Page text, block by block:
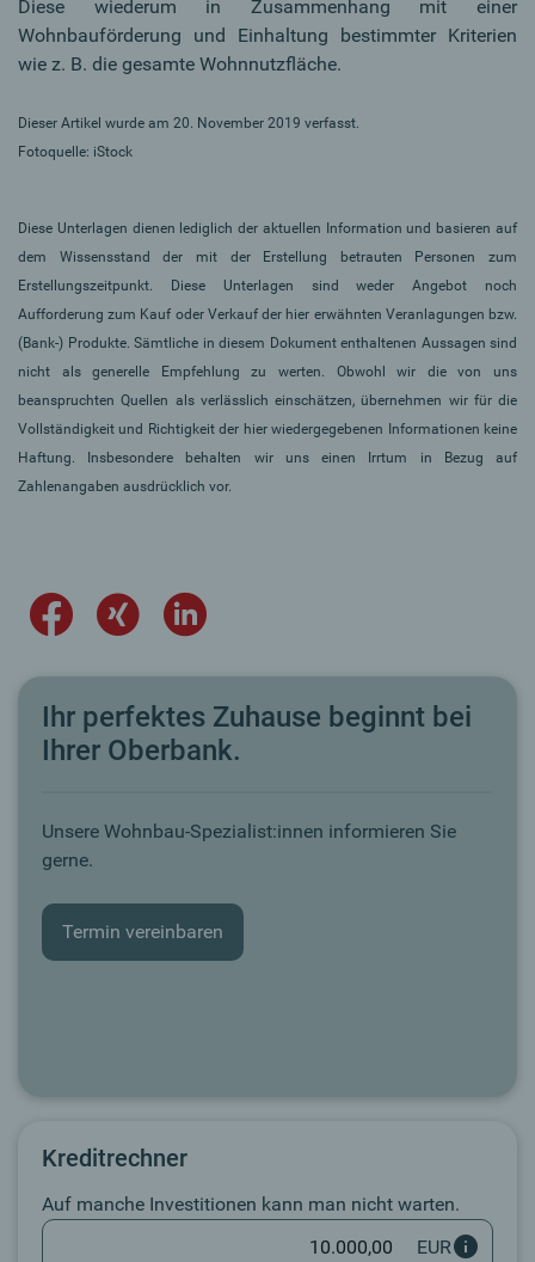
Diese wiederum in Zusammenhang mit einer
Wohnbauförderung und Einhaltung bestimmter Kriterien
wie z. B. die gesamte Wohnnutzfläche.
Dieser Artikel wurde am 20. November 2019 verfasst.
Fotoquelle: iStock
Diese Unterlagen dienen lediglich der aktuellen Information und basieren auf
dem Wissensstand der mit der Erstellung betrauten Personen zum
Erstellungszeitpunkt. Diese Unterlagen sind weder Angebot noch
Aufforderung zum Kauf oder Verkauf der hier erwähnten Veranlagungen bzw.
(Bank-) Produkte. Sämtliche in diesem Dokument enthaltenen Aussagen sind
nicht als generelle Empfehlung zu werten. Obwohl wir die von uns
beanspruchten Quellen als verlässlich einschätzen, übernehmen wir für die
Vollständigkeit und Richtigkeit der hier wiedergegebenen Informationen keine
Haftung. Insbesondere behalten wir uns einen Irrtum in Bezug auf
Zahlenangaben ausdrücklich vor.
Ihr perfektes Zuhause beginnt bei
Ihrer Oberbank.
Unsere Wohnbau-Spezialist:innen informieren Sie
gerne.
Termin vereinbaren
Kreditrechner
Auf manche Investitionen kann man nicht warten.
EUR